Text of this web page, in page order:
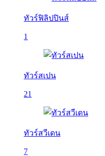
ทัวร์ฟิลิปปินส์
1
ทัวร์สเปน
21
ทัวร์สวีเดน
7